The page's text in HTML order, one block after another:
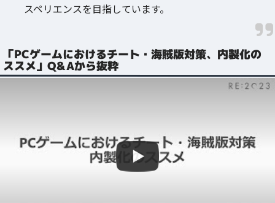
スペリエンスを目指しています。
「PCゲームにおけるチート・海賊版対策、内製化の
ススメ」Q&Aから抜粋